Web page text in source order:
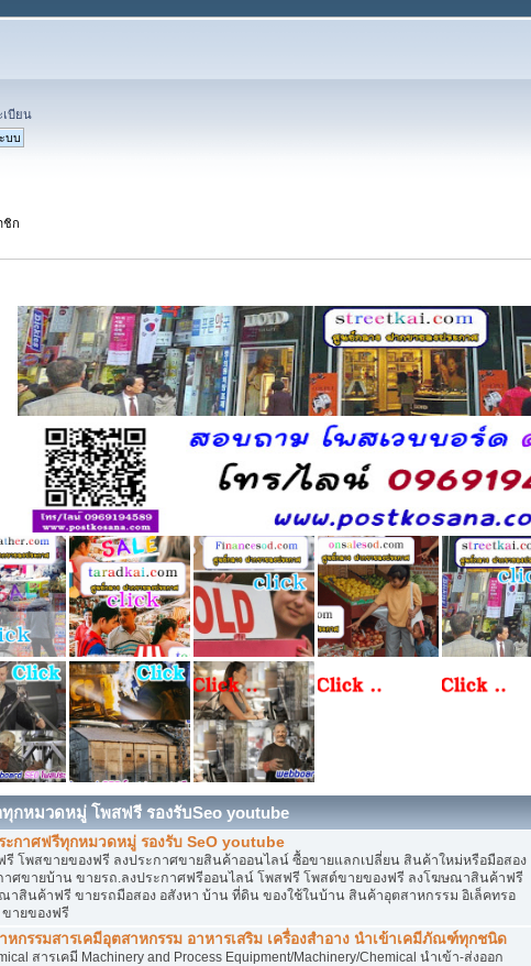
เบียน
ชิก
กหมวดหมู่ โพสฟรี รองรับSeo youtube
ะกาศฟรีทุกหมวดหมู่ รองรับ SeO youtube
รี โพสขายของฟรี ลงประกาศขายสินค้าออนไลน์ ซื้อขายแลกเปลี่ยน สินค้าใหม่หรือมือสอง
าศขายบ้าน ขายรถ.ลงประกาศฟรีออนไลน์ โพสฟรี โพสต์ขายของฟรี ลงโฆษณาสินค้าฟรี
าสินค้าฟรี ขายรถมือสอง อสังหา บ้าน ที่ดิน ของใช้ในบ้าน สินค้าอุตสาหกรรม อิเล็คทรอ
ายของฟรี
หกรรมสารเคมีอุตสาหกรรม อาหารเสริม เครื่องสำอาง นำเข้าเคมีภัณฑ์ทุกชนิด
สารเคมี Machinery and Process Equipment/Machinery/Chemical นำเข้า-ส่งออก